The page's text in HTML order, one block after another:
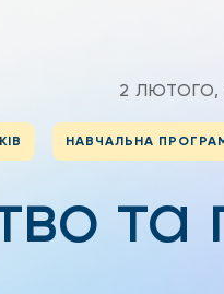
2 ЛЮТОГО,
НАВЧАЛЬНА
та